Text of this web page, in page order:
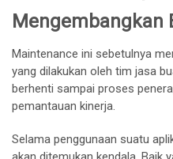
Mengembangkan
Maintenance ini sebetulnya
yang dilakukan oleh tim jasa
berhenti sampai proses
pemantauan kinerja.
Selama penggunaan suatu